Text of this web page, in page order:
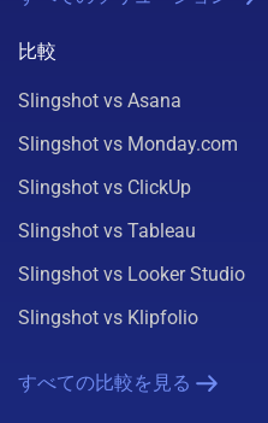
比較
Slingshot vs Asana
Slingshot vs Monday.com
Slingshot vs ClickUp
Slingshot vs Tableau
Slingshot vs Looker Studio
Slingshot vs Klipfolio
すべての比較を見る